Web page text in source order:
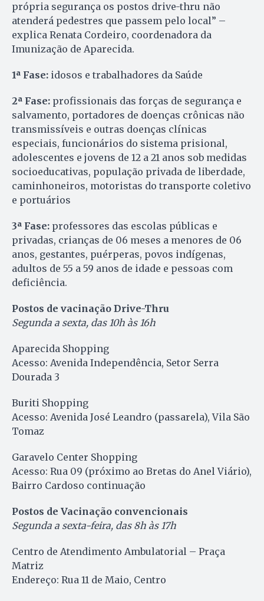
própria segurança os postos drive-thru não
atenderá pedestres que passem pelo local” –
explica Renata Cordeiro, coordenadora da
Imunização de Aparecida.
1ª Fase: idosos e trabalhadores da Saúde
2ª Fase: profissionais das forças de segurança e
salvamento, portadores de doenças crônicas não
transmissíveis e outras doenças clínicas
especiais, funcionários do sistema prisional,
adolescentes e jovens de 12 a 21 anos sob medidas
socioeducativas, população privada de liberdade,
caminhoneiros, motoristas do transporte coletivo
e portuários
3ª Fase: professores das escolas públicas e
privadas, crianças de 06 meses a menores de 06
anos, gestantes, puérperas, povos indígenas,
adultos de 55 a 59 anos de idade e pessoas com
deficiência.
Postos de vacinação Drive-Thru
Segunda a sexta, das 10h às 16h
Aparecida Shopping
Acesso: Avenida Independência, Setor Serra
Dourada 3
Buriti Shopping
Acesso: Avenida José Leandro (passarela), Vila São
Tomaz
Garavelo Center Shopping
Acesso: Rua 09 (próximo ao Bretas do Anel Viário),
Bairro Cardoso continuação
Postos de Vacinação convencionais
Segunda a sexta-feira, das 8h às 17h
Centro de Atendimento Ambulatorial – Praça
Matriz
Endereço: Rua 11 de Maio, Centro